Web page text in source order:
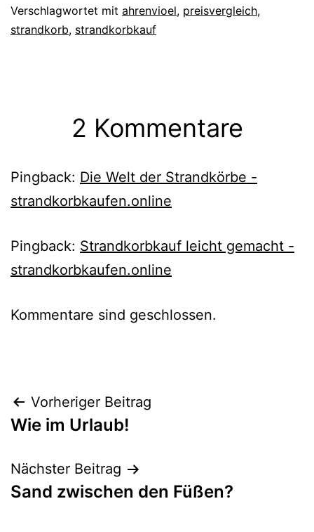
Verschlagwortet mit ahrenvioel, preisvergleich,
strandkorb, strandkorbkauf
2 Kommentare
Pingback: Die Welt der Strandkörbe -
strandkorbkaufen.online
Pingback: Strandkorbkauf leicht gemacht -
strandkorbkaufen.online
Kommentare sind geschlossen.
Beitrags-
Navigation
Vorheriger Beitrag
Wie im Urlaub!
Nächster Beitrag
Sand zwischen den Füßen?